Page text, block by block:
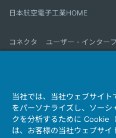
日本航空電子工業HOME
コネクタ
ユーザー・インター
会社情報 サステナビリティ
製品情報新着一覧
サイトマッ
当社では、当社ウェブサイ
をパーソナライズし、ソー
クを分析するために Cookie
は、お客様の当社ウェブサ